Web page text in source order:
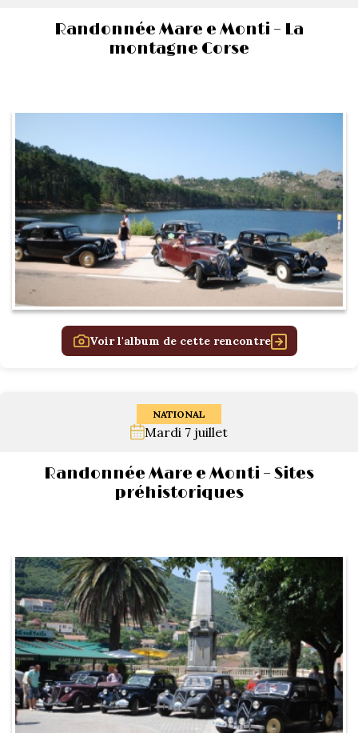
Randonnée Mare e Monti – La
montagne Corse
Voir l'album de cette rencontre
NATIONAL
Mardi 7 juillet
Randonnée Mare e Monti – Sites
préhistoriques